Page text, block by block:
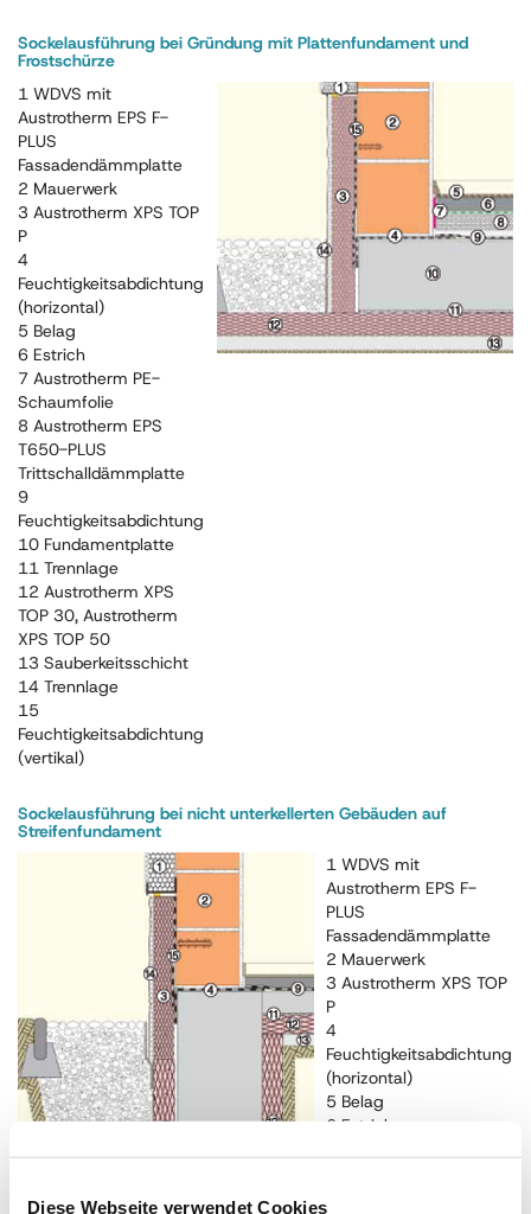
Diese Webseite verwendet Cookies
Sockelausführung bei Gründung mit Plattenfundament und
Frostschürze
1 WDVS mit
Austrotherm EPS F-
PLUS
Fassadendämmplatte
2 Mauerwerk
3 Austrotherm XPS TOP
P
4
Feuchtigkeitsabdichtung
(horizontal)
5 Belag
6 Estrich
7 Austrotherm PE-
Schaumfolie
8 Austrotherm EPS
T650-PLUS
Trittschalldämmplatte
9
Feuchtigkeitsabdichtung
10 Fundamentplatte
11 Trennlage
12 Austrotherm XPS
TOP 30, Austrotherm
XPS TOP 50
13 Sauberkeitsschicht
14 Trennlage
15
Feuchtigkeitsabdichtung
(vertikal)
Sockelausführung bei nicht unterkellerten Gebäuden auf
Streifenfundament
1 WDVS mit
Austrotherm EPS F-
PLUS
Fassadendämmplatte
2 Mauerwerk
3 Austrotherm XPS TOP
P
4
Feuchtigkeitsabdichtung
(horizontal)
5 Belag
6 Estrich